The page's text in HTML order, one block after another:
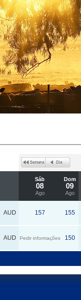
Sáb
08
Ago
Dom
09
Ago
AUD 157 155
AUD Pedir informações 150